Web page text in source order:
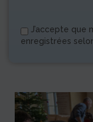
J’accepte que
enregistrées